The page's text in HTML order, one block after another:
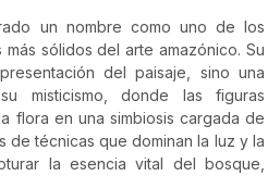
un nombre como uno de los
sólidos del arte amazónico. Su
del paisaje, sino una
misticismo, donde las figuras
flora en una simbiosis cargada de
de técnicas que dominan la luz y la
la esencia vital del bosque,